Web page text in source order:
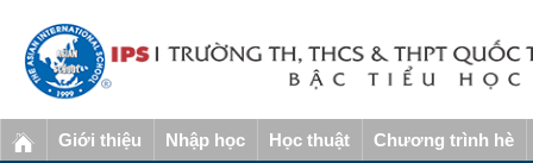
Giới thiệu Nhập học Học thuật Chương trình hè